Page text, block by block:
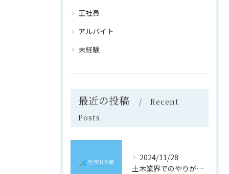
正社員
アルバイト
未経験
最近の投稿
Recent
Posts
2024/11/28
土木業界でのやりがいと成長の道